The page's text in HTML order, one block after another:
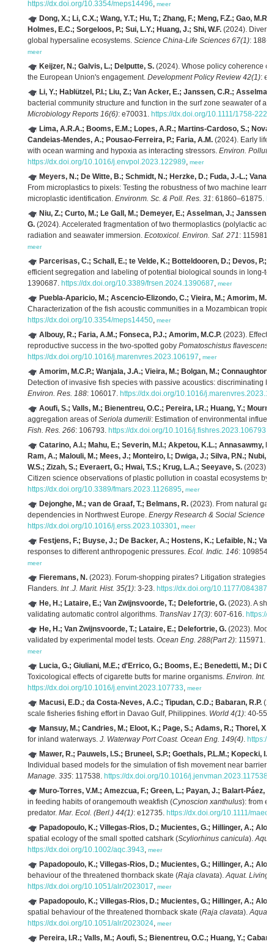
https://dx.doi.org/10.3354/meps14496, meer
Dong, X.; Li, C.X.; Wang, Y.T.; Hu, T.; Zhang, F.; Meng, F.Z.; Gao,
Holmes, E.C.; Sorgeloos, P.; Sui, L.Y.; Huang, J.; Shi, W.F. (2024).
global hypersaline ecosystems. Science China-Life Sciences 67(1): 188-
meer
Keijzer, N.; Galvis, L.; Delputte, S. (2024). Whose policy coherence
the European Union's engagement. Development Policy Review 42(1):
Li, Y.; Hablützel, P.I.; Liu, Z.; Van Acker, E.; Janssen, C.R.;
bacterial community structure and function in the surf zone seawater of a
Microbiology Reports 16(6): e70031. https://dx.doi.org/10.1111/1758-
Lima, A.R.A.; Booms, E.M.; Lopes, A.R.; Martins-Cardoso, S.;
Candeias-Mendes, A.; Pousao-Ferreira, P.; Faria, A.M. (2024). Early life
with ocean warming and hypoxia as interacting stressors. Environ. Pollut.
https://dx.doi.org/10.1016/j.envpol.2023.122989, meer
Meyers, N.; De Witte, B.; Schmidt, N.; Herzke, D.; Fuda, J.-L.;
From microplastics to pixels: Testing the robustness of two machine
microplastic identification. Environm. Sc. & Poll. Res. 31: 61860–61875.
Niu, Z.; Curto, M.; Le Gall, M.; Demeyer, E.; Asselman, J.; Janssen,
G. (2024). Accelerated fragmentation of two thermoplastics (polylactic
radiation and seawater immersion. Ecotoxicol. Environ. Saf. 271: 115981.
meer
Parcerisas, C.; Schall, E.; te Velde, K.; Botteldooren, D.; Devos, P.;
efficient segregation and labeling of potential biological sounds in long-
1390687. https://dx.doi.org/10.3389/frsen.2024.1390687, meer
Puebla-Aparicio, M.; Ascencio-Elizondo, C.; Vieira, M.; Amorim,
Characterization of the fish acoustic communities in a Mozambican
https://dx.doi.org/10.3354/meps14450, meer
Albouy, R.; Faria, A.M.; Fonseca, P.J.; Amorim, M.C.P. (2023). Effects
reproductive success in the two-spotted goby Pomatoschistus flavescens
https://dx.doi.org/10.1016/j.marenvres.2023.106197, meer
Amorim, M.C.P.; Wanjala, J.A.; Vieira, M.; Bolgan, M.; Connaughton,
Detection of invasive fish species with passive acoustics: discriminating
Environ. Res. 188: 106017. https://dx.doi.org/10.1016/
Aoufi, S.; Valls, M.; Bienentreu, O.C.; Pereira, I.R.; Huang, Y.;
aggregation areas ofSeriola dumerili: Estimation of environmental
Fish. Res. 266: 106793. https://dx.doi.org/10.1016/j.fishres.2023.106793
Catarino, A.I.; Mahu, E.; Severin, M.I.; Akpetou, K.L.; Annasawmy,
Ram, A.; Malouli, M.; Mees, J.; Monteiro, I.; Dwiga, J.; Silva, P.N.; Nubi,
W.S.; Zizah, S.; Everaert, G.; Hwai, T.S.; Krug, L.A.; Seeyave, S. (2023).
Citizen science observations of plastic pollution in coastal ecosystems by
https://dx.doi.org/10.3389/fmars.2023.1126895, meer
Dejonghe, M.; van de Graaf, T.; Belmans, R. (2023). From natural
dependencies in Northwest Europe. Energy Research & Social Science
https://dx.doi.org/10.1016/j.erss.2023.103301, meer
Festjens, F.; Buyse, J.; De Backer, A.; Hostens, K.; Lefaible, N.;
responses to different anthropogenic pressures. Ecol. Indic. 146: 109854.
meer
Fieremans, N. (2023). Forum-shopping pirates? Litigation strategies
Flanders. Int .J. Marit. Hist. 35(1): 3-23. https://dx.doi.org/10.1177/
He, H.; Lataire, E.; Van Zwijnsvoorde, T.; Delefortrie, G. (2023). A
validating automatic control algorithms. TransNav 17(3): 607-616. https://
He, H.; Van Zwijnsvoorde, T.; Lataire, E.; Delefortrie, G. (2023).
validated by experimental model tests. Ocean Eng. 288(Part 2): 115971.
meer
Lucia, G.; Giuliani, M.E.; d'Errico, G.; Booms, E.; Benedetti, M.; Di
Toxicological effects of cigarette butts for marine organisms. Environ. Int.
https://dx.doi.org/10.1016/j.envint.2023.107733, meer
Macusi, E.D.; da Costa-Neves, A.C.; Tipudan, C.D.; Babaran, R.P.
scale fisheries fishing effort in Davao Gulf, Philippines. World 4(1): 40-55.
Mansuy, M.; Candries, M.; Eloot, K.; Page, S.; Adams, R.; Thorel, X.;
for inland waterways. J. Waterway Port Coast. Ocean Eng. 149(4). https://
Mawer, R.; Pauwels, I.S.; Bruneel, S.P.; Goethals, P.L.M.; Kopecki,
Individual based models for the simulation of fish movement near
Manage. 335: 117538. https://dx.doi.org/10.1016/j.jenvman.2023.117538
Muro-Torres, V.M.; Amezcua, F.; Green, L.; Payan, J.; Balart-Páez,
in feeding habits of orangemouth weakfish (Cynoscion xanthulus): from
predator. Mar. Ecol. (Berl.) 44(1): e12735. https://dx.doi.org/10.1111/
Papadopoulo, K.; Villegas-Rios, D.; Mucientes, G.; Hillinger, A.;
spatial ecology of the small spotted catshark (Scyliorhinus canicula).
https://dx.doi.org/10.1002/aqc.3943, meer
Papadopoulo, K.; Villegas-Rios, D.; Mucientes, G.; Hillinger, A.;
behaviour of the threatened thornback skate (Raja clavata).Aquat. Living
https://dx.doi.org/10.1051/alr/2023017, meer
Papadopoulo, K.; Villegas-Rios, D.; Mucientes, G.; Hillinger, A.;
spatial behaviour of the threatened thornback skate (Raja clavata).Aquat.
https://dx.doi.org/10.1051/alr/2023024, meer
Pereira, I.R.; Valls, M.; Aoufi, S.; Bienentreu, O.C.; Huang, Y.;